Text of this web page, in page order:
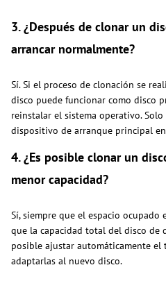
3. ¿Después de clonar un
arrancar normalmente?
Sí. Si el proceso de clonación se
disco puede funcionar como disco
reinstalar el sistema operativo.
dispositivo de arranque principal en
4. ¿Es posible clonar un
menor capacidad?
Sí, siempre que el espacio
que la capacidad total del disco de
posible ajustar automáticamente el
adaptarlas al nuevo disco.